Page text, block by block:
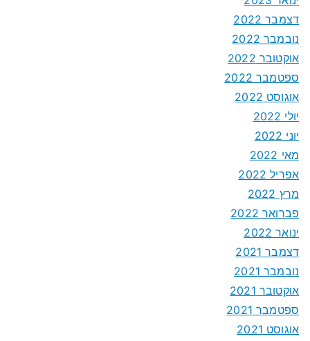
דצמבר 2022
נובמבר 2022
אוקטובר 2022
ספטמבר 2022
אוגוסט 2022
יולי 2022
יוני 2022
מאי 2022
אפריל 2022
מרץ 2022
פברואר 2022
ינואר 2022
דצמבר 2021
נובמבר 2021
אוקטובר 2021
ספטמבר 2021
אוגוסט 2021